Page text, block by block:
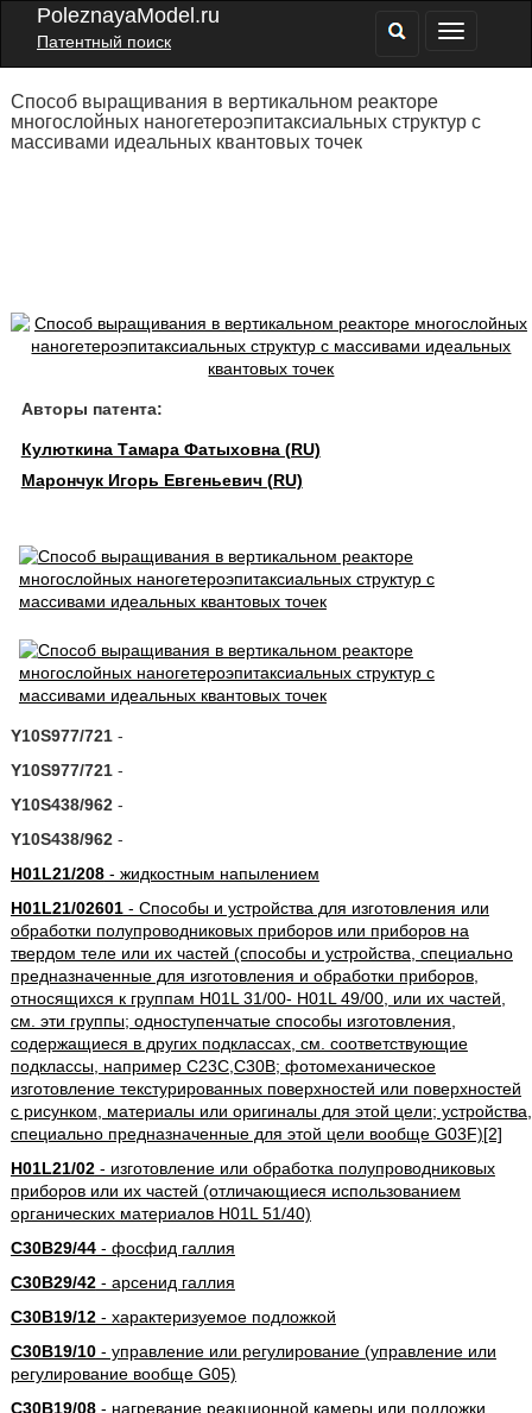
PoleznayaModel.ru
Патентный поиск
Способ выращивания в вертикальном реакторе
многослойных наногетероэпитаксиальных структур с
массивами идеальных квантовых точек
Авторы патента:
Кулюткина Тамара Фатыховна (RU)
Марончук Игорь Евгеньевич (RU)
Y10S977/721-
Y10S977/721-
Y10S438/962-
Y10S438/962-
H01L21/208- жидкостным напылением
H01L21/02601- Способы и устройства для изготовления или
обработки полупроводниковых приборов или приборов на
твердом теле или их частей (способы и устройства, специально
предназначенные для изготовления и обработки приборов,
относящихся к группам H01L 31/00- H01L 49/00, или их частей,
см. эти группы; одноступенчатые способы изготовления,
содержащиеся в других подклассах, см. соответствующие
подклассы, например C23C,C30B; фотомеханическое
изготовление текстурированных поверхностей или поверхностей
с рисунком, материалы или оригиналы для этой цели; устройства,
специально предназначенные для этой цели вообще G03F)[2]
H01L21/02- изготовление или обработка полупроводниковых
приборов или их частей (отличающиеся использованием
органических материалов H01L 51/40)
C30B29/44- фосфид галлия
C30B29/42- арсенид галлия
C30B19/12- характеризуемое подложкой
C30B19/10- управление или регулирование (управление или
регулирование вообще G05)
C30B19/08- нагревание реакционной камеры или подложки